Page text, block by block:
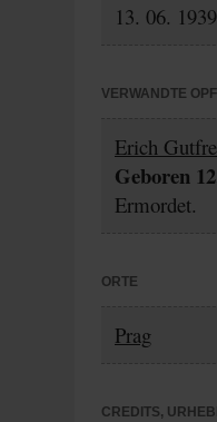
13. 06. 1939
VERWANDTE
Erich
Geboren
Ermordet.
ORTE
Prag
CREDITS,